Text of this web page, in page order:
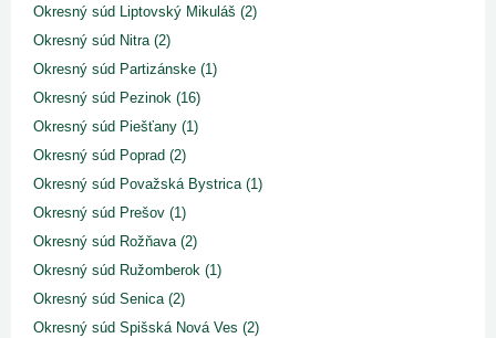
Okresný súd Liptovský Mikuláš (2)
Okresný súd Nitra (2)
Okresný súd Partizánske (1)
Okresný súd Pezinok (16)
Okresný súd Piešťany (1)
Okresný súd Poprad (2)
Okresný súd Považská Bystrica (1)
Okresný súd Prešov (1)
Okresný súd Rožňava (2)
Okresný súd Ružomberok (1)
Okresný súd Senica (2)
Okresný súd Spišská Nová Ves (2)